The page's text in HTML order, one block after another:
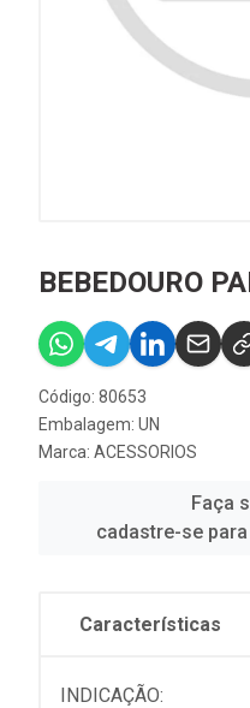
BEBEDOURO
Código: 80653
Embalagem: UN
Marca: ACESSORIOS
Faça
cadastre-se
Características
INDICAÇÃO: